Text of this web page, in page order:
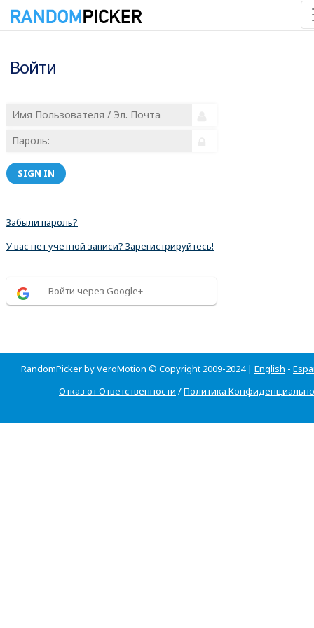
Войти
SIGN IN
Забыли пароль?
У вас нет учетной записи? Зарегистрируйтесь!
Войти через Google+
RandomPicker by VeroMotion © Copyright 2009-2024 | English -
Отказ от Ответственности /Политика